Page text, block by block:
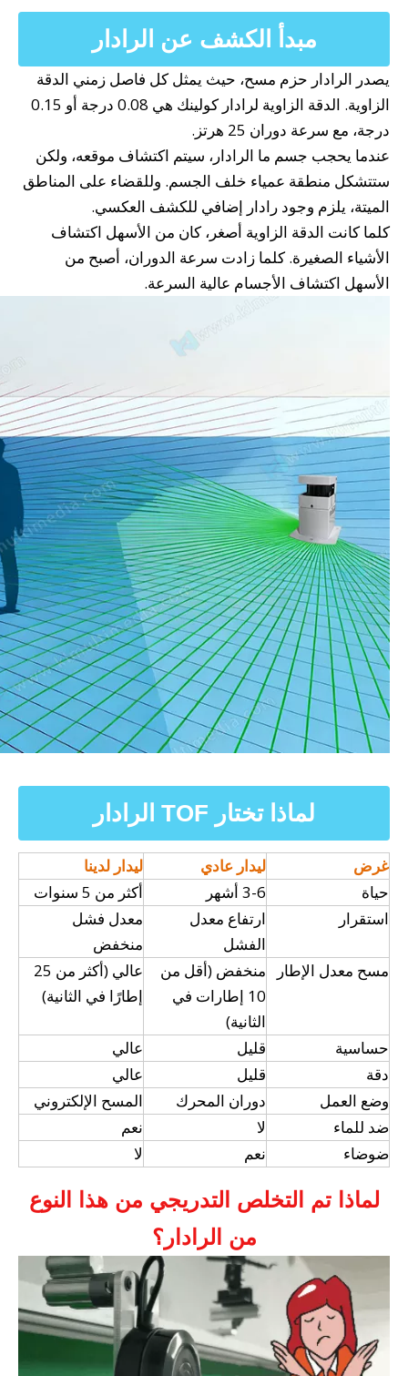
مبدأ الكشف عن الرادار
يصدر الرادار حزم مسح، حيث يمثل كل فاصل زمني الدقة
الزاوية. الدقة الزاوية لرادار كولينك هي 0.08 درجة أو 0.15
درجة، مع سرعة دوران 25 هرتز.
عندما يحجب جسم ما الرادار، سيتم اكتشاف موقعه، ولكن
ستتشكل منطقة عمياء خلف الجسم. وللقضاء على المناطق
الميتة، يلزم وجود رادار إضافي للكشف العكسي.
كلما كانت الدقة الزاوية أصغر، كان من الأسهل اكتشاف
الأشياء الصغيرة. كلما زادت سرعة الدوران، أصبح من
الأسهل اكتشاف الأجسام عالية السرعة.
لماذا تختار TOF الرادار
غرض ليدار عادي
ليدار لدينا
حياة
3-6 أشهر
أكثر من 5 سنوات
استقرار
ارتفاع معدل
الفشل
معدل فشل
منخفض
مسح معدل الإطار
منخفض (أقل من
10 إطارات في
الثانية)
عالي (أكثر من 25
إطارًا في الثانية)
حساسية قليل
عالي
دقة
قليل
عالي
وضع العمل
دوران المحرك
المسح الإلكتروني
ضد للماء
لا
نعم
ضوضاء
نعم لا
لماذا تم التخلص التدريجي من هذا النوع
من الرادار؟